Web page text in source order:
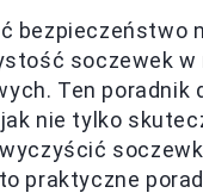
bezpieczeństwo
soczewek
Ten poradnik
nie tylko
praktyczne